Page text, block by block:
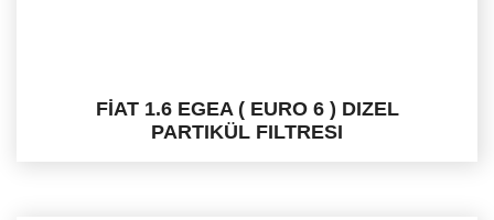
FİAT 1.6 EGEA ( EURO 6 ) DIZEL
PARTIKÜL FILTRESI